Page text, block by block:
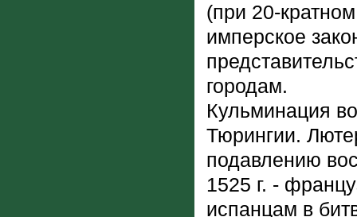
(при 20-
имперское
городам.
Кульминация
Тюрингии.
подавлению
1525 г. -
испанцам в